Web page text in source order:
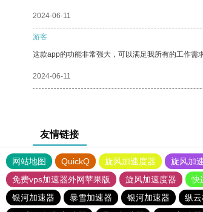
2024-06-11
游客
这款app的功能非常强大，可以满足我所有的工作需
2024-06-11
友情链接
网站地图 QuickQ 旋风加速度器 旋风加
免费vps加速器外网苹果版
旋风加速度器 快
银河加速器
暴雪加速器 银河加速器 纵